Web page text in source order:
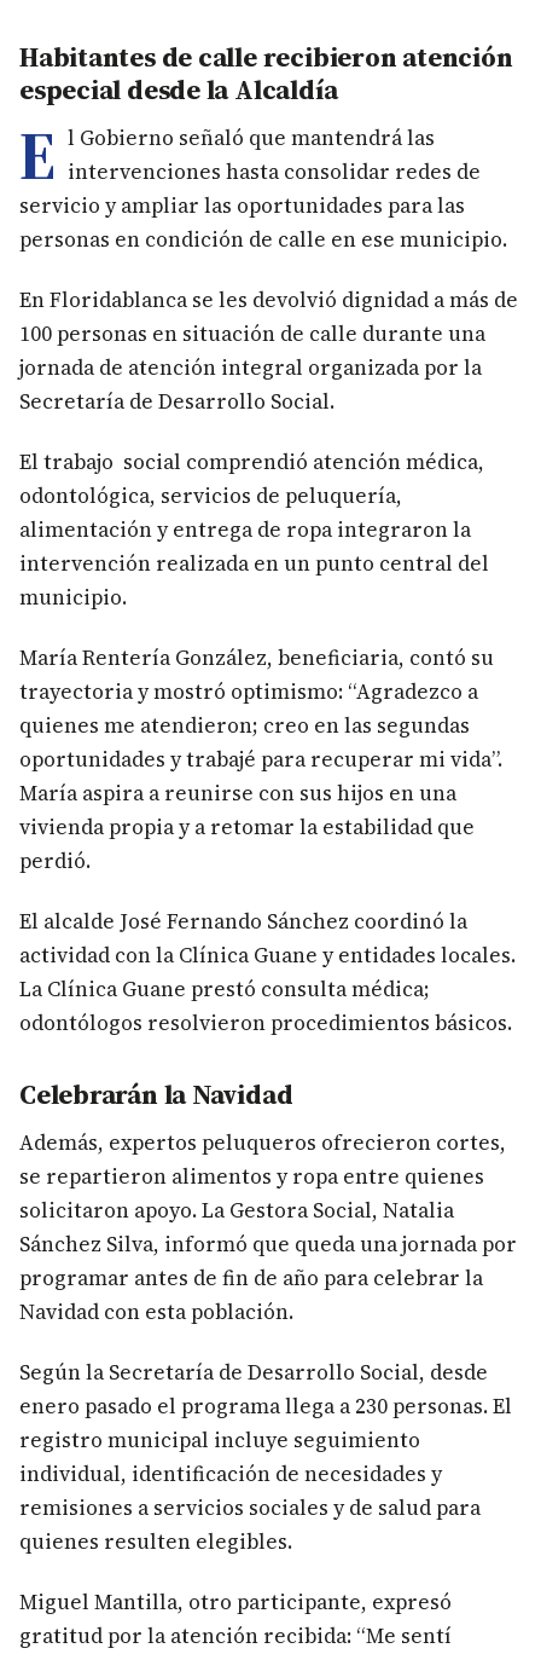
Habitantes de calle recibieron atención
especial desde la Alcaldía
E l Gobierno señaló que mantendrá las
intervenciones hasta consolidar redes de
servicio y ampliar las oportunidades para las
personas en condición de calle en ese municipio.
En Floridablanca se les devolvió dignidad a más de
100 personas en situación de calle durante una
jornada de atención integral organizada por la
Secretaría de Desarrollo Social.
El trabajo social comprendió atención médica,
odontológica, servicios de peluquería,
alimentación y entrega de ropa integraron la
intervención realizada en un punto central del
municipio.
María Rentería González, beneficiaria, contó su
trayectoria y mostró optimismo: “Agradezco a
quienes me atendieron; creo en las segundas
oportunidades y trabajé para recuperar mi vida”.
María aspira a reunirse con sus hijos en una
vivienda propia y a retomar la estabilidad que
perdió.
El alcalde José Fernando Sánchez coordinó la
actividad con la Clínica Guane y entidades locales.
La Clínica Guane prestó consulta médica;
odontólogos resolvieron procedimientos básicos.
Celebrarán la Navidad
Además, expertos peluqueros ofrecieron cortes,
se repartieron alimentos y ropa entre quienes
solicitaron apoyo. La Gestora Social, Natalia
Sánchez Silva, informó que queda una jornada por
programar antes de fin de año para celebrar la
Navidad con esta población.
Según la Secretaría de Desarrollo Social, desde
enero pasado el programa llega a 230 personas. El
registro municipal incluye seguimiento
individual, identificación de necesidades y
remisiones a servicios sociales y de salud para
quienes resulten elegibles.
Miguel Mantilla, otro participante, expresó
gratitud por la atención recibida: “Me sentí